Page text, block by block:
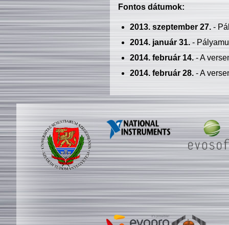
Fontos dátumok:
2013. szeptember 27.-
2014. január 31.-
2014. február 14.- A
2014. február 28.- A